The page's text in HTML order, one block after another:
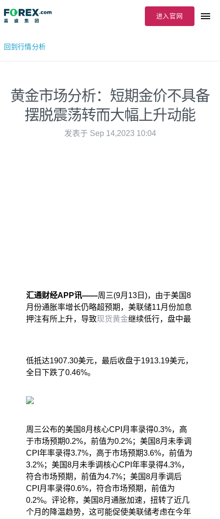
进入官网
回到行情分析
黄金市场分析：短期金价不具备
摆脱震荡转而大幅上升动能
发表于 Sep 14,2023 10:04
汇通财经APP讯——周三(9月13日)，由于美国8
月份通胀率增长仍略超预期，美联储11月份加息
押注有所上升，导致现货黄金继续低行，盘中最
低抵达1907.30美元，最后收盘于1913.19美元，
全日下跌了0.46%。
周三公布的美国8月核心CPI月率录得0.3%，高
于市场预期0.2%，前值为0.2%；美国8月未季调
CPI年率录得3.7%，高于市场预期3.6%，前值为
3.2%；美国8月未季调核心CPI年率录得4.3%，
符合市场预期，前值为4.7%；美国8月季调后
CPI月率录得0.6%，符合市场预期，前值为
0.2%。评论称，美国8月通胀加速，扭转了近几
个月的降温趋势，这可能促使美联储考虑在今年